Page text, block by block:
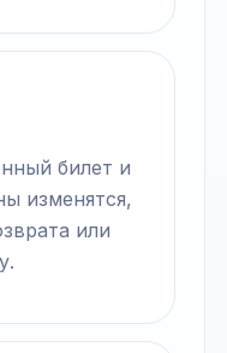
билет и
изменятся,
или